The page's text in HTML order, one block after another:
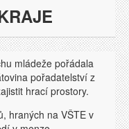
mládeže pořádala
pořadatelství z
hrací prostory.
hraných na VŠTE v